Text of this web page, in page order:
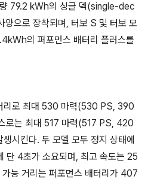
79.2 kWh의 싱글 덱(single-dec
양으로 장착되며, 터보 S 및 터보 모
의 퍼포먼스 배터리 플러스를
리로 최대 530 마력(530 PS, 390
로는 최대 517 마력(517 PS, 420
시킨다. 두 모델 모두 정지 상태에
단 4초가 소요되며, 최고 속도는 25
능 거리는 퍼포먼스 배터리가 407